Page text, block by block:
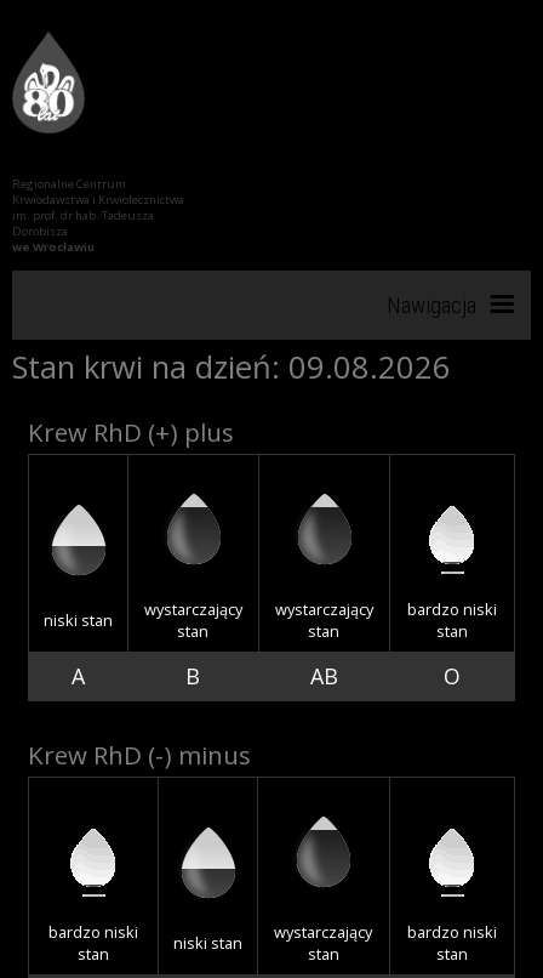
Regionalne Centrum
Krwiodawstwa i Krwiolecznictwa
im. prof. dr hab. Tadeusza
Dorobisza
we Wrocławiu
Nawigacja
Krwiodawcy
Szkolenia
Stan krwi na dzień: 09.08.2026
Krew RhD (+) plus
niski stan
wystarczający
stan
wystarczający
stan
bardzo niski
stan
A B AB O
Krew RhD (-) minus
bardzo niski
stan
niski stan
wystarczający
stan
bardzo niski
stan